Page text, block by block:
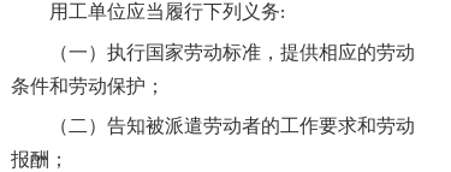
用工单位应当履行下列义务:
（一）执行国家劳动标准，提供相应的劳动
条件和劳动保护；
（二）告知被派遣劳动者的工作要求和劳动
报酬；